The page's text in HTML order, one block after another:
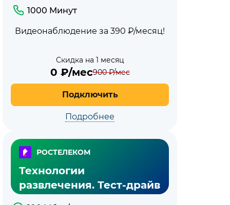
1000 Минут
Видеонаблюдение за 390 ₽/месяц!
Скидка на 1 месяц
0 ₽/мес900₽/мес
Подключить
Подробнее
РОСТЕЛЕКОМ
Технологии
развлечения. Тест-драйв